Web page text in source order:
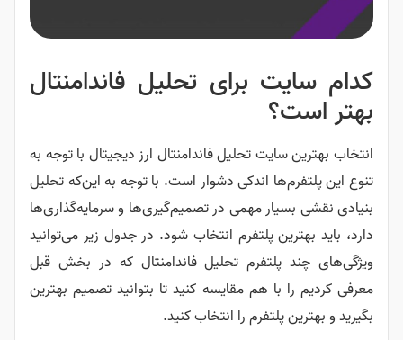
برای تحلیل فاندامنتال
تحلیل فاندامنتال ارز دیجیتال با توجه به
اندکی دشوار است. با توجه به این‌که تحلیل
مهمی در تصمیم‌گیری‌ها و سرمایه‌گذاری‌ها
پلتفرم انتخاب شود. در جدول زیر می‌توانید
تحلیل فاندامنتال که در بخش قبل
هم مقایسه کنید تا بتوانید تصمیم بهترین
را انتخاب کنید.